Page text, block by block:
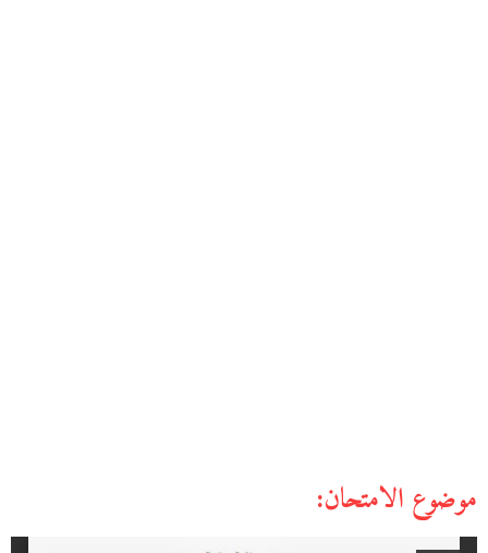
موضوع الامتحان: